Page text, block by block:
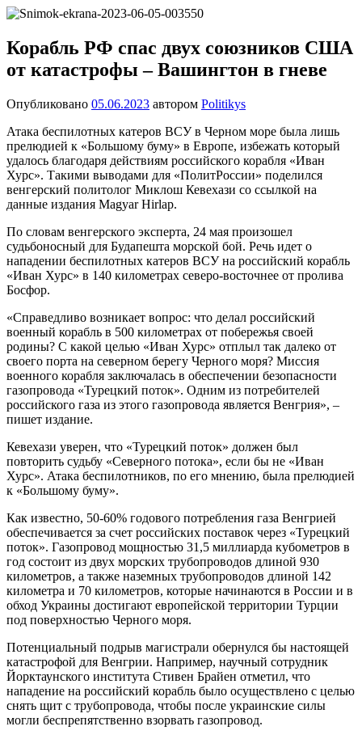
Перейти
содержимому
один
сайт
на
Корабль РФ спас двух союзников США
от катастрофы – Вашингтон в гневе
Опубликовано 05.06.2023 автором Politikys
Атака беспилотных катеров ВСУ в Черном море была лишь
прелюдией к «Большому буму» в Европе, избежать который
удалось благодаря действиям российского корабля «Иван
Хурс». Такими выводами для «ПолитРоссии» поделился
венгерский политолог Миклош Кевехази со ссылкой на
данные издания Magyar Hirlap.
По словам венгерского эксперта, 24 мая произошел
судьбоносный для Будапешта морской бой. Речь идет о
нападении беспилотных катеров ВСУ на российский корабль
«Иван Хурс» в 140 километрах северо-восточнее от пролива
Босфор.
«Справедливо возникает вопрос: что делал российский
военный корабль в 500 километрах от побережья своей
родины? С какой целью «Иван Хурс» отплыл так далеко от
своего порта на северном берегу Черного моря? Миссия
военного корабля заключалась в обеспечении безопасности
газопровода «Турецкий поток». Одним из потребителей
российского газа из этого газопровода является Венгрия», –
пишет издание.
Кевехази уверен, что «Турецкий поток» должен был
повторить судьбу «Северного потока», если бы не «Иван
Хурс». Атака беспилотников, по его мнению, была прелюдией
к «Большому буму».
Как известно, 50-60% годового потребления газа Венгрией
обеспечивается за счет российских поставок через «Турецкий
поток». Газопровод мощностью 31,5 миллиарда кубометров в
год состоит из двух морских трубопроводов длиной 930
километров, а также наземных трубопроводов длиной 142
километра и 70 километров, которые начинаются в России и в
обход Украины достигают европейской территории Турции
под поверхностью Черного моря.
Потенциальный подрыв магистрали обернулся бы настоящей
катастрофой для Венгрии. Например, научный сотрудник
Йорктаунского института Стивен Брайен отметил, что
нападение на российский корабль было осуществлено с целью
снять щит с трубопровода, чтобы после украинские силы
могли беспрепятственно взорвать газопровод.